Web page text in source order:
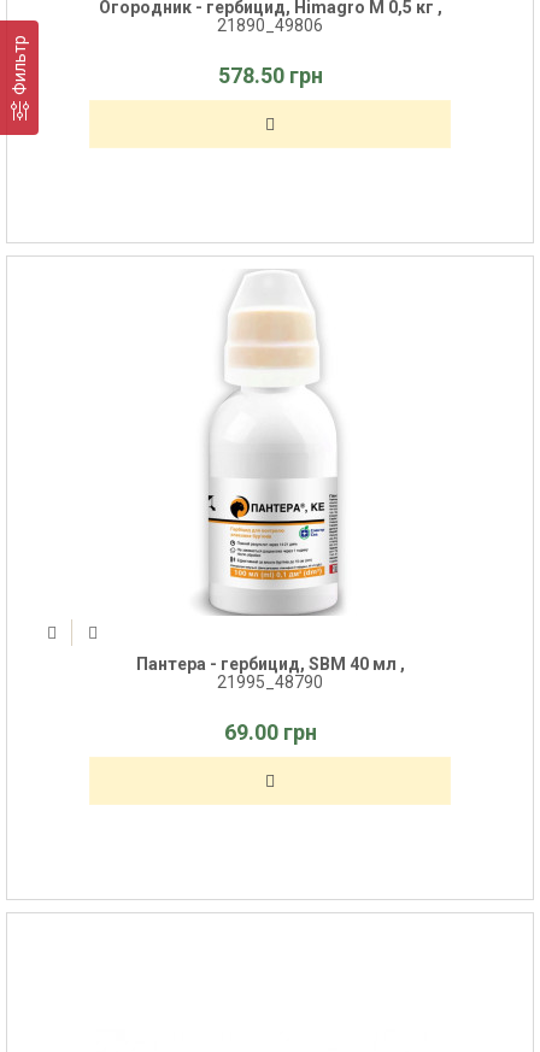
Фильтр
Огородник - гербицид, Himagro M 0,5 кг ,
21890_49806
578.50 грн
Пантера - гербицид, SBM 40 мл ,
21995_48790
69.00 грн